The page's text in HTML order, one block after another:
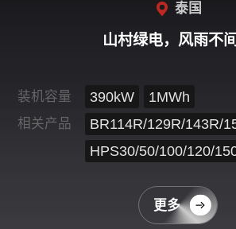
泰国
山村绿电，风雨不
装机容量 390kW 1MWh
相关产品
BR114R/129R/143R/
HPS30/50/100/120/
更多